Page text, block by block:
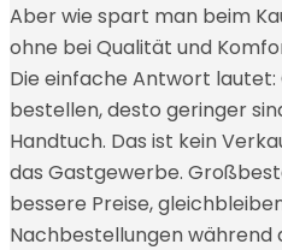
Aber wie spart man beim
ohne bei Qualität und
Die einfache Antwort lautet:
bestellen, desto geringer
Handtuch. Das ist kein
das Gastgewerbe.
bessere Preise,
Nachbestellungen während